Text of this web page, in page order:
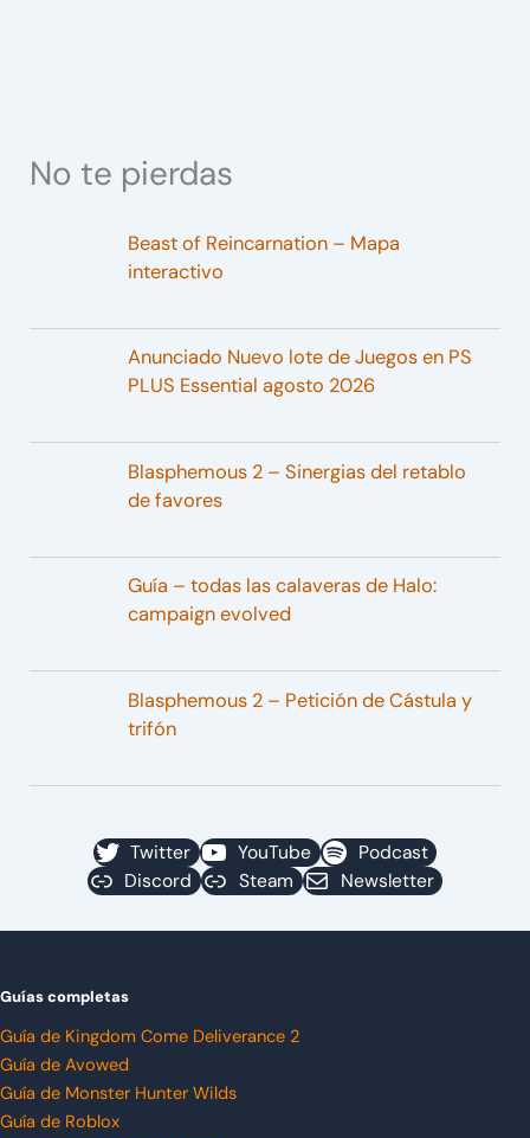
No te pierdas
Beast of Reincarnation – Mapa
interactivo
Anunciado Nuevo lote de Juegos en PS
PLUS Essential agosto 2026
Blasphemous 2 – Sinergias del retablo
de favores
Guía – todas las calaveras de Halo:
campaign evolved
Blasphemous 2 – Petición de Cástula y
trifón
Twitter YouTube
Podcast
Discord
Steam Newsletter
Guías completas
Guía de Kingdom Come Deliverance 2
Guía de Avowed
Guía de Monster Hunter Wilds
Guía de Roblox